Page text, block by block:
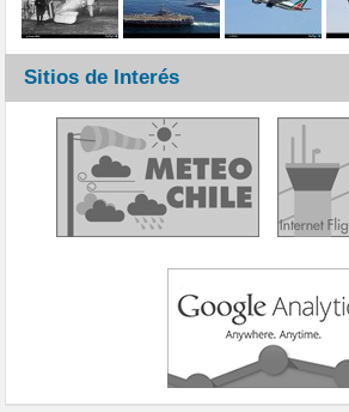
Sitios de Interés